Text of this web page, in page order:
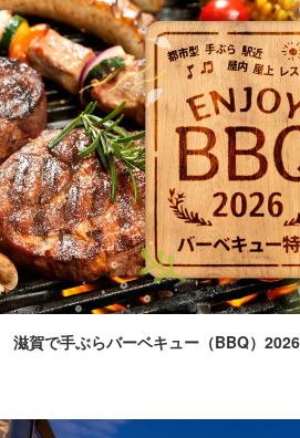
滋賀で手ぶらバーベキュー（BBQ）2026